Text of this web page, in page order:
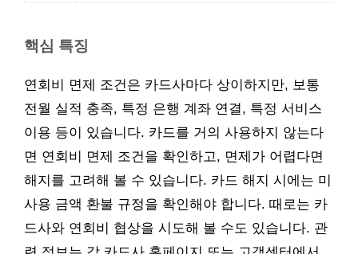
핵심 특징
연회비 면제 조건은 카드사마다 상이하지만, 보통
전월 실적 충족, 특정 은행 계좌 연결, 특정 서비스
이용 등이 있습니다. 카드를 거의 사용하지 않는다
면 연회비 면제 조건을 확인하고, 면제가 어렵다면
해지를 고려해 볼 수 있습니다. 카드 해지 시에는 미
사용 금액 환불 규정을 확인해야 합니다. 때로는 카
드사와 연회비 협상을 시도해 볼 수도 있습니다. 관